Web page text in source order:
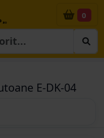
0
E-DK-04